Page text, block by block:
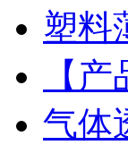
塑料
【
气体